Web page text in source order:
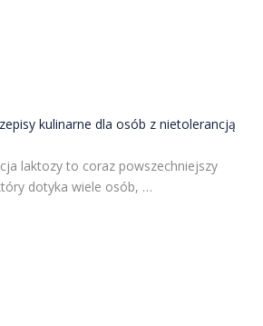
kulinarne dla osób z nietolerancją
laktozy to coraz powszechniejszy
dotyka wiele osób, …